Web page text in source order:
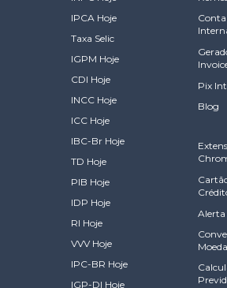
IPCA Hoje
Taxa Selic
IGPM Hoje
CDI Hoje
INCC Hoje
ICC Hoje
IBC-Br Hoje
TD Hoje
PIB Hoje
IDP Hoje
RI Hoje
VVV Hoje
IPC-BR Hoje
IGP-DI Hoje
Conta
Pix
Blog